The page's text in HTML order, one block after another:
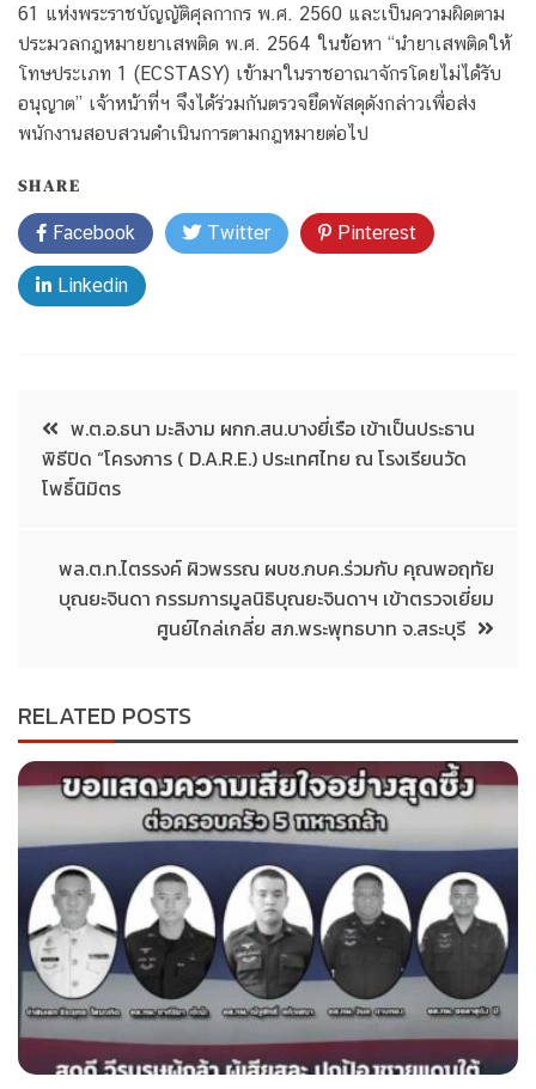
61 แห่งพระราชบัญญัติศุลกากร พ.ศ. 2560 และเป็นความผิดตาม
ประมวลกฎหมายยาเสพติด พ.ศ. 2564 ในข้อหา “นำยาเสพติดให้
โทษประเภท 1 (ECSTASY) เข้ามาในราชอาณาจักรโดยไม่ได้รับ
อนุญาต” เจ้าหน้าที่ฯ จึงได้ร่วมกันตรวจยึดพัสดุดังกล่าวเพื่อส่ง
พนักงานสอบสวนดำเนินการตามกฎหมายต่อไป
SHARE
Facebook Twitter Pinterest
Linkedin
พ.ต.อ.ธนา มะลิงาม ผกก.สน.บางยี่เรือ เข้าเป็นประธาน
พิธีปิด “โครงการ ( D.A.R.E.) ประเทศไทย ณ โรงเรียนวัด
โพธิ์นิมิตร
พล.ต.ท.ไตรรงค์ ผิวพรรณ ผบช.กบค.ร่วมกับ คุณพอฤทัย
บุณยะจินดา กรรมการมูลนิธิบุณยะจินดาฯ เข้าตรวจเยี่ยม
ศูนย์ไกล่เกลี่ย สภ.พระพุทธบาท จ.สระบุรี
RELATED POSTS